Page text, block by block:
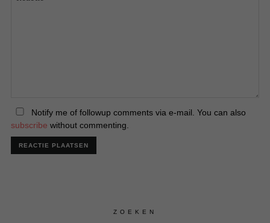
Notify me of followup comments via e-mail. You can also
subscribe without commenting.
ZOEKEN